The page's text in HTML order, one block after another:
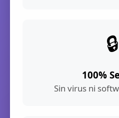
🔒
100%
Sin virus ni